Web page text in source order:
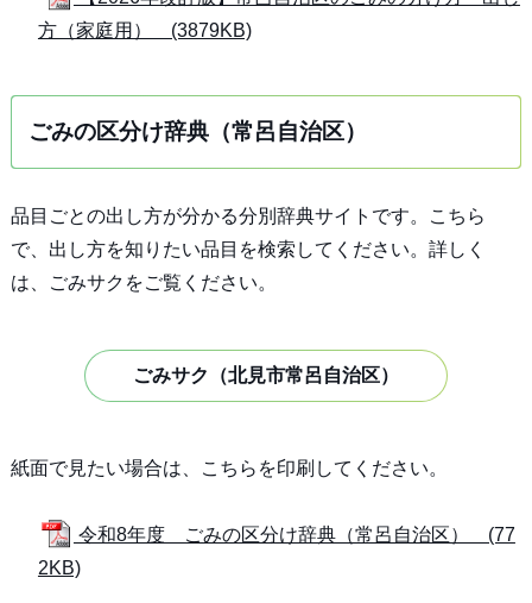
方（家庭用） (3879KB)
ごみの区分け辞典（常呂自治区）
品目ごとの出し方が分かる分別辞典サイトです。こちら
で、出し方を知りたい品目を検索してください。詳しく
は、ごみサクをご覧ください。
ごみサク（北見市常呂自治区）
紙面で見たい場合は、こちらを印刷してください。
令和8年度 ごみの区分け辞典（常呂自治区） (77
2KB)